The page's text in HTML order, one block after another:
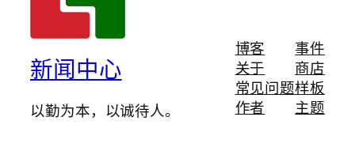
新闻中心
以勤为本，以诚待人。
博客
关于
常见问题
作者
事件
商店
样板
主题